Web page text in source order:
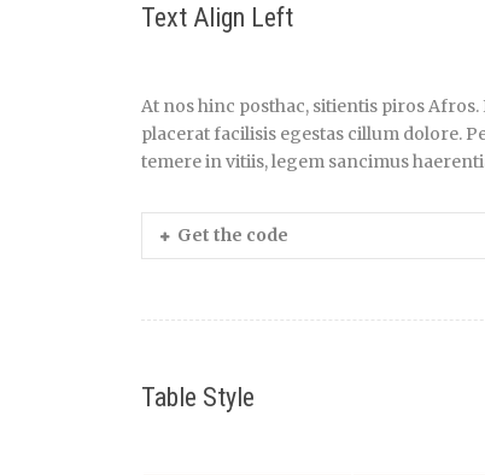
Text Align Left
At nos hinc posthac, sitientis piros
placerat facilisis egestas cillum dolore.
temere in vitiis, legem sancimus
Get the code
Table Style